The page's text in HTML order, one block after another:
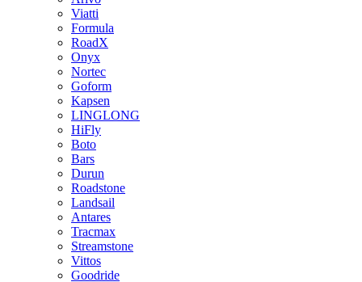
Viatti
Formula
RoadX
Onyx
Nortec
Goform
Kapsen
LINGLONG
HiFly
Boto
Bars
Durun
Roadstone
Landsail
Antares
Tracmax
Streamstone
Vittos
Goodride